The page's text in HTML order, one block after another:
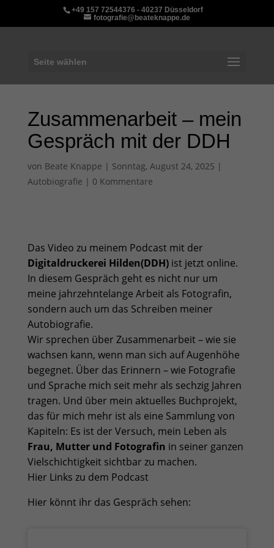
+49 157 72544376 - 40237 Düsseldorf
fotografie@beateknappe.de
Seite wählen
Zusammenarbeit – mein
Gespräch mit der DDH
von Beate Knappe | Sonntag, August 24, 2025 |
Autobiografie | 0 Kommentare
Das Video zu meinem Podcast mit der
Digitaldruckerei Hilden(DDH)ist jetzt online.
In diesem Gespräch geht es nicht nur um
meine jahrzehntelange Arbeit als Fotografin,
sondern auch um das Schreiben meiner
Autobiografie.
Wir sprechen über Zusammenarbeit – wie sie
wachsen kann, wenn man sich auf Augenhöhe
begegnet. Über das Erinnern – wie Fotografie
und Sprache mich seit mehr als sechzig Jahren
tragen. Und über mein aktuelles Buchprojekt,
das für mich mehr ist als eine Sammlung von
Kapiteln: Es ist der Versuch, mein Leben als
Frau, Mutter und Fotografin in seiner ganzen
Vielschichtigkeit sichtbar zu machen.
Hier Links zu dem Podcast
Hier könnt ihr das Gespräch sehen: